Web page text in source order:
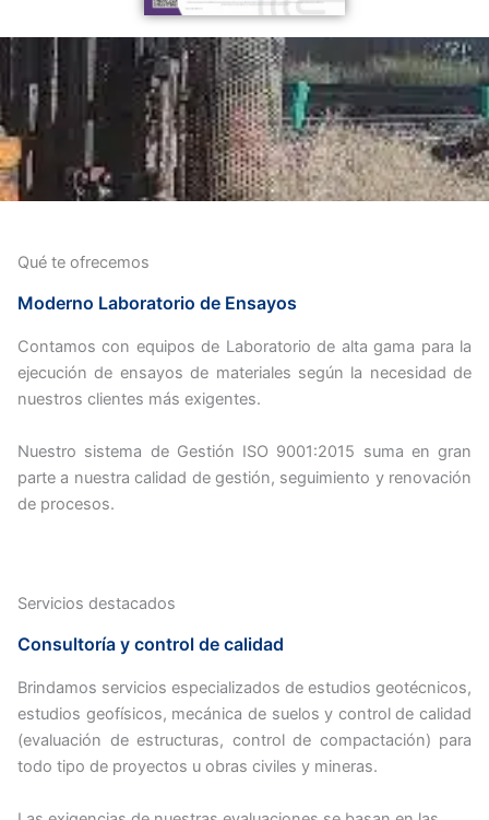
Qué te ofrecemos
Moderno Laboratorio de Ensayos
Contamos con equipos de Laboratorio de alta gama para la
ejecución de ensayos de materiales según la necesidad de
nuestros clientes más exigentes.
Nuestro sistema de Gestión ISO 9001:2015 suma en gran
parte a nuestra calidad de gestión, seguimiento y renovación
de procesos.
Servicios destacados
Consultoría y control de calidad
Brindamos servicios especializados de estudios geotécnicos,
estudios geofísicos, mecánica de suelos y control de calidad
(evaluación de estructuras, control de compactación) para
todo tipo de proyectos u obras civiles y mineras.